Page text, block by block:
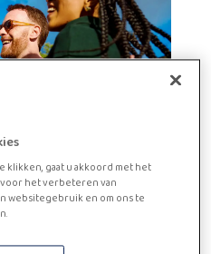
van de
klikken, gaat u akkoord met het
voor het verbeteren van
websitegebruik en om ons te